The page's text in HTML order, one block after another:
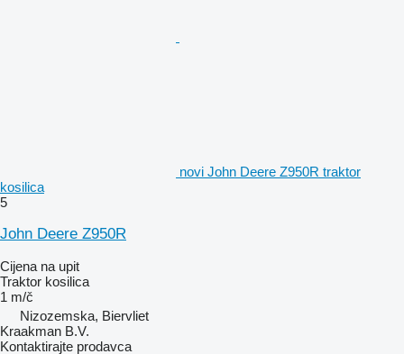
novi John Deere Z950R traktor
kosilica
5
John Deere Z950R
Cijena na upit
Traktor kosilica
1 m/č
Nizozemska, Biervliet
Kraakman B.V.
Kontaktirajte prodavca